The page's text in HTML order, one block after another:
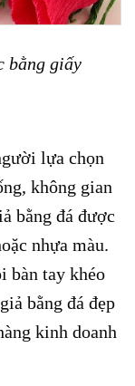
bằng giấy
lựa chọn
không gian
bằng đá được
nhựa màu.
bàn tay khéo
bằng đá đẹp
kinh doanh